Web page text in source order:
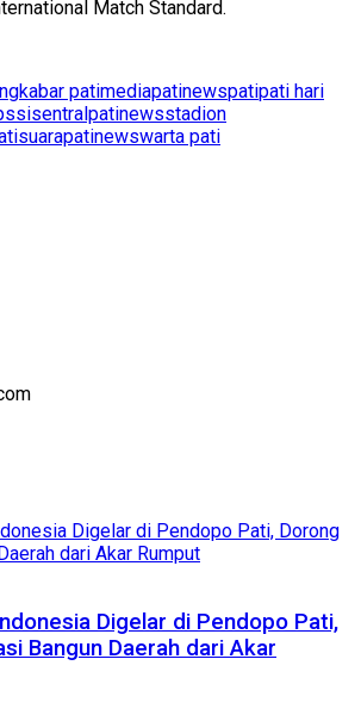
Match Standard.
kabar patimediapatinewspatipati hari
sentralpatinewsstadion
suarapatinewswarta pati
Digelar di Pendopo Pati,
Bangun Daerah dari Akar